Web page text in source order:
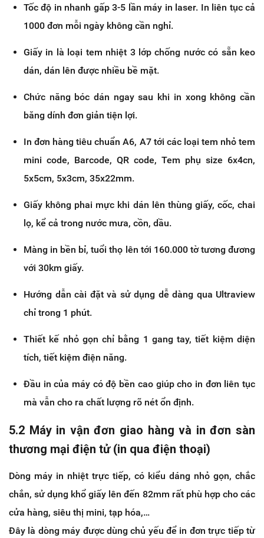
Tốc độ in nhanh gấp 3-5 lần máy in laser. In liên tục cả
1000 đơn mỗi ngày không cần nghỉ.
Giấy in là loại tem nhiệt 3 lớp chống nước có sẵn keo
dán, dán lên được nhiều bề mặt.
Chức năng bóc dán ngay sau khi in xong không cần
băng dính đơn giản tiện lợi.
In đơn hàng tiêu chuẩn A6, A7 tới các loại tem nhỏ tem
mini code, Barcode, QR code, Tem phụ size 6x4cn,
5x5cm, 5x3cm, 35x22mm.
Giấy không phai mực khi dán lên thùng giấy, cốc, chai
lọ, kể cả trong nước mưa, cồn, dầu.
Màng in bền bỉ, tuổi thọ lên tới 160.000 tờ tương đương
với 30km giấy.
Hướng dẫn cài đặt và sử dụng dễ dàng qua Ultraview
chỉ trong 1 phút.
Thiết kế nhỏ gọn chỉ bằng 1 gang tay, tiết kiệm diện
tích, tiết kiệm điện năng.
Đầu in của máy có độ bền cao giúp cho in đơn liên tục
mà vẫn cho ra chất lượng rõ nét ổn định.
5.2 Máy in vận đơn giao hàng và in đơn sàn
thương mại điện tử (in qua điện thoại)
Dòng máy in nhiệt trực tiếp, có kiểu dáng nhỏ gọn, chắc
chắn, sử dụng khổ giấy lên đến 82mm rất phù hợp cho các
cửa hàng, siêu thị mini, tạp hóa,…
Đây là dòng máy được dùng chủ yếu để in đơn trực tiếp từ